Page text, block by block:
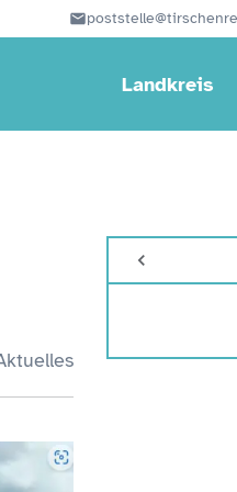
Landkreis